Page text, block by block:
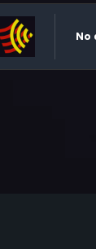
No